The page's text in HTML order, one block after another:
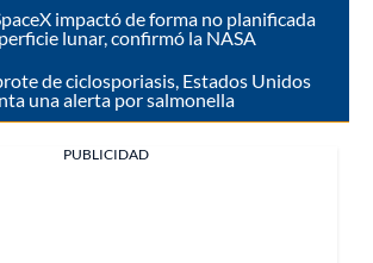
impactó de forma no planificada
lunar, confirmó la NASA
de ciclosporiasis, Estados Unidos
una alerta por salmonella
PUBLICIDAD